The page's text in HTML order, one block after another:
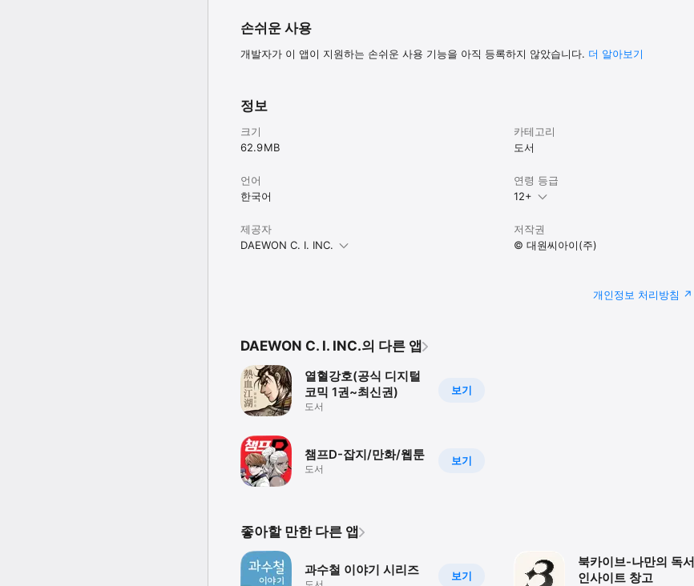
손쉬운 사용
개발자가 이 앱이 지원하는 손쉬운 사용 기능을 아직 등록하지 않았습니다. 더 알아보기
정보
크기
62.9 MB
카테고리
도서
언어
한국어
연령 등급
12+
제공자
DAEWON C. I. INC.
저작권
© 대원씨아이(주)
개인정보 처리방침
DAEWON C. I. INC.의 다른 앱
보기
열혈강호(공식 디지털
코믹 1권~최신권)
도서
보기
챔프D-잡지/만화/웹툰
도서
좋아할 만한 다른 앱
보기
과수철 이야기 시리즈
북카이브-나만의 독서
인사이트 창고